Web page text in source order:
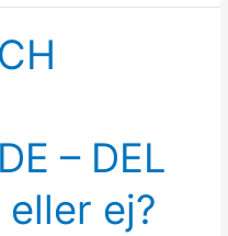
– DEL
ej?